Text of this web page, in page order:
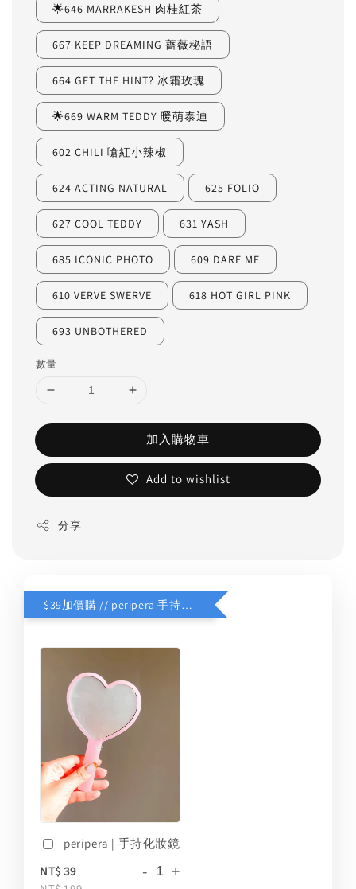
🌟646 MARRAKESH 肉桂紅茶
667 KEEP DREAMING 薔薇秘語
664 GET THE HINT? 冰霜玫瑰
🌟669 WARM TEDDY 暖萌泰迪
602 CHILI 嗆紅小辣椒
624 ACTING NATURAL 625 FOLIO
627 COOL TEDDY 631 YASH
685 ICONIC PHOTO 609 DARE ME
610 VERVE SWERVE 618 HOT GIRL PINK
693 UNBOTHERED
數量
加入購物車
Add to wishlist
分享
$39加價購 // peripera 手持化妝鏡
peripera | 手持化妝鏡
NT$ 39
- +